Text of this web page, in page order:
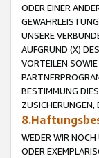
ODER EINER
UNSERE
AUFGRUND (X)
VORTEILEN
BESTIMMUNG
ZUSICHERUNGEN,
WEDER WIR
ODER